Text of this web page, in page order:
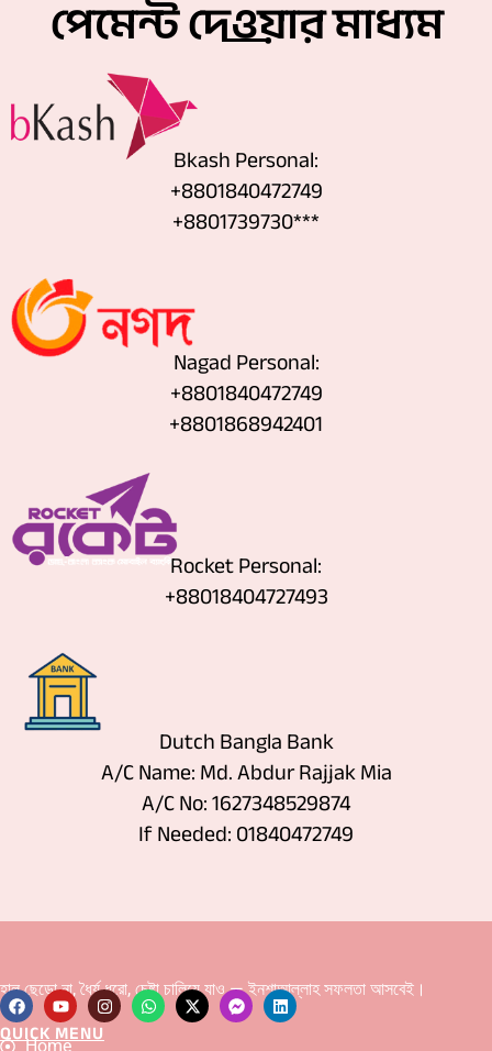
পেমেন্ট দেওয়ার মাধ্যম
Bkash Personal:
+8801840472749
+8801739730***
Nagad Personal:
+8801840472749
‪+8801868942401
Rocket Personal:
+88018404727493
Dutch Bangla Bank
A/C Name: Md. Abdur Rajjak Mia
A/C No: 1627348529874
If Needed: 01840472749
হাল ছেড়ো না, ধৈর্য ধরো, চেষ্টা চালিয়ে যাও — ইনশাআল্লাহ সফলতা আসবেই।
F Y I
QUICK MENU
Home